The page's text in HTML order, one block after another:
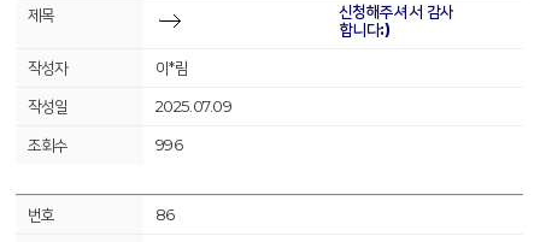
신청해주셔서 감사
합니다:)
이*림
2025.07.09
996
86